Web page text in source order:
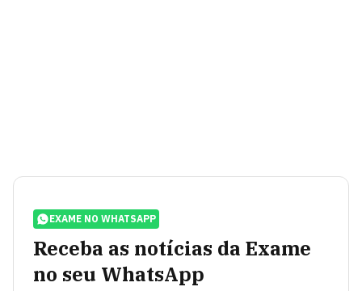
EXAME NO WHATSAPP
Receba as notícias da Exame
no seu WhatsApp